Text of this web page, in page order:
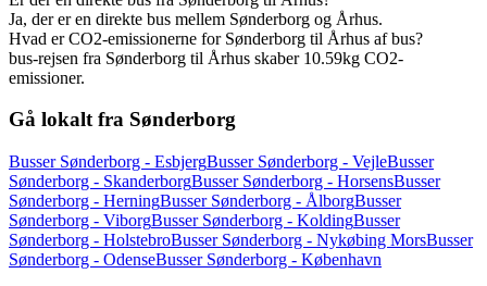
Ja, der er en direkte bus mellem Sønderborg og Århus.
Hvad er CO2-emissionerne for Sønderborg til Århus af bus?
bus-rejsen fra Sønderborg til Århus skaber 10.59kg CO2-
emissioner.
Gå lokalt fra Sønderborg
Busser Sønderborg - EsbjergBusser Sønderborg - VejleBusser
Sønderborg - SkanderborgBusser Sønderborg - HorsensBusser
Sønderborg - HerningBusser Sønderborg - ÅlborgBusser
Sønderborg - ViborgBusser Sønderborg - KoldingBusser
Sønderborg - HolstebroBusser Sønderborg - Nykøbing MorsBusser
Sønderborg - OdenseBusser Sønderborg - København